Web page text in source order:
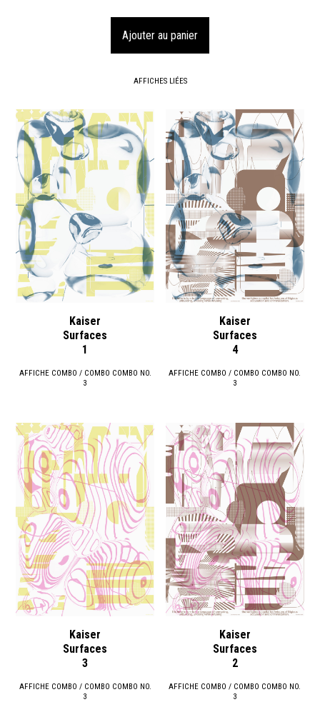
AFFICHES LIÉES
Kaiser
Surfaces
1
AFFICHE COMBO / COMBO COMBO NO.
3
Kaiser
Surfaces
4
AFFICHE COMBO / COMBO COMBO NO.
3
Kaiser
Surfaces
3
AFFICHE COMBO / COMBO COMBO NO.
3
Kaiser
Surfaces
2
AFFICHE COMBO / COMBO COMBO NO.
3